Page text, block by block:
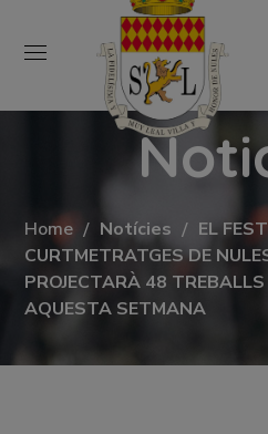
Home Notícies
EL
CURTMETRATGES DE
PROJECTARÀ 48
AQUESTA SETMANA